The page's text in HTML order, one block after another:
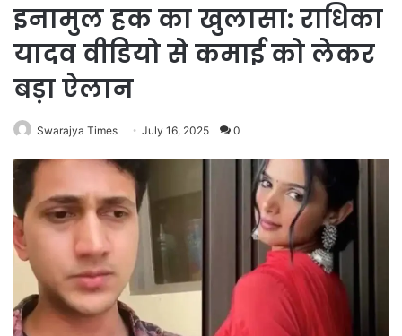
इनामुल हक का खुलासा: राधिका
यादव वीडियो से कमाई को लेकर
बड़ा ऐलान
Swarajya Times July 16, 2025 0